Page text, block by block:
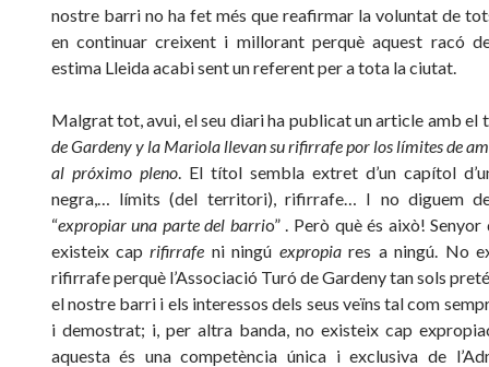
nostre barri no ha fet més que reafirmar la voluntat de
en continuar creixent i millorant perquè aquest racó
estima Lleida acabi sent un referent per a tota la ciutat.
Malgrat tot, avui, el seu diari ha publicat un article amb
de Gardeny y la Mariola llevan su rifirrafe por los límites de
al próximo pleno. El títol sembla extret d’un capítol
negra,… límits (del territori), rifirrafe… I no diguem
“expropiar una parte del barrio” . Però què és això!
existeix caprifirrafe ni ningú expropiares a ningú. No
rifirrafe perquè l’Associació Turó de Gardeny tan sols
el nostre barri i els interessos dels seus veïns tal com
i demostrat; i, per altra banda, no existeix cap
aquesta és una competència única i exclusiva de